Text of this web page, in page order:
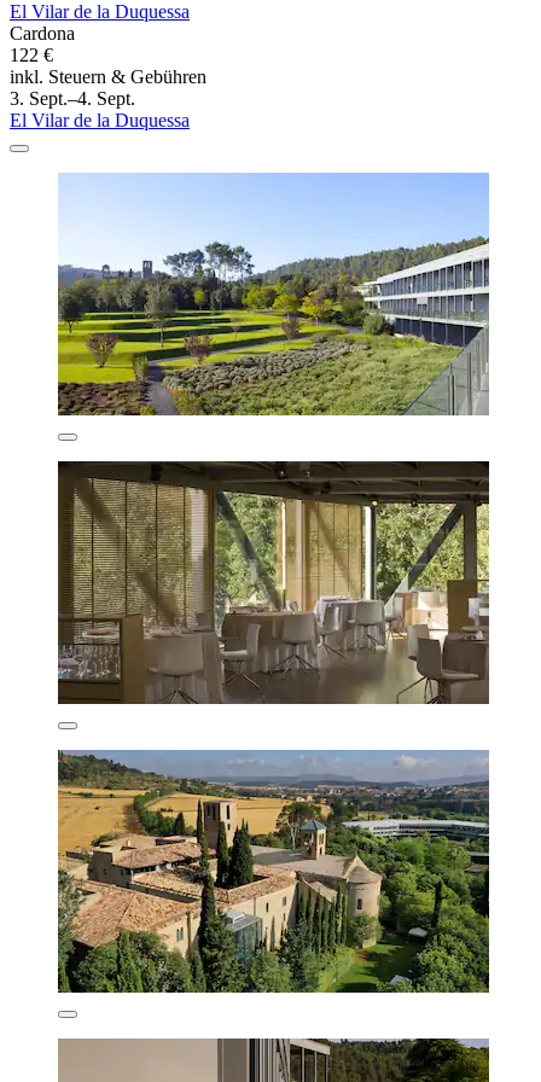
El Vilar de la Duquessa
Cardona
122 €
inkl. Steuern & Gebühren
3. Sept.–4. Sept.
El Vilar de la Duquessa